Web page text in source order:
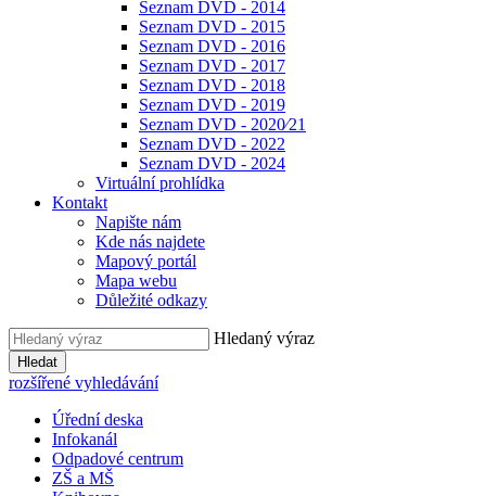
Seznam DVD - 2014
Seznam DVD - 2015
Seznam DVD - 2016
Seznam DVD - 2017
Seznam DVD - 2018
Seznam DVD - 2019
Seznam DVD - 2020⁄21
Seznam DVD - 2022
Seznam DVD - 2024
Virtuální prohlídka
Kontakt
Napište nám
Kde nás najdete
Mapový portál
Mapa webu
Důležité odkazy
Hledaný výraz
Hledat
rozšířené vyhledávání
Úřední deska
Infokanál
Odpadové centrum
ZŠ a MŠ